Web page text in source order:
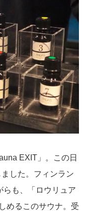
EXIT」。この日
した。フィンラン
らも、「ロウリュア
めるこのサウナ。受